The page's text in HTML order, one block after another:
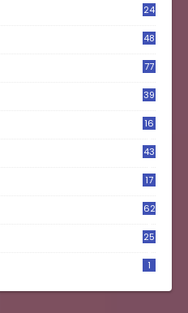
24
48
77
39
16
43
17
62
25
1